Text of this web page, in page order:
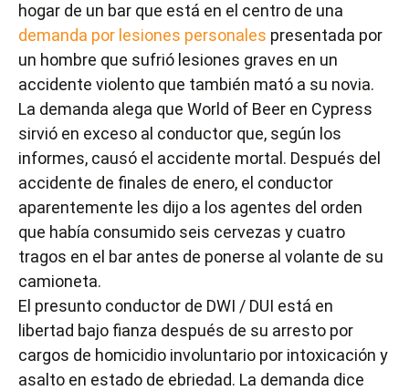
hogar de un bar que está en el centro de una
demanda por lesiones personales presentada por
un hombre que sufrió lesiones graves en un
accidente violento que también mató a su novia.
La demanda alega que World of Beer en Cypress
sirvió en exceso al conductor que, según los
informes, causó el accidente mortal. Después del
accidente de finales de enero, el conductor
aparentemente les dijo a los agentes del orden
que había consumido seis cervezas y cuatro
tragos en el bar antes de ponerse al volante de su
camioneta.
El presunto conductor de DWI / DUI está en
libertad bajo fianza después de su arresto por
cargos de homicidio involuntario por intoxicación y
asalto en estado de ebriedad. La demanda dice